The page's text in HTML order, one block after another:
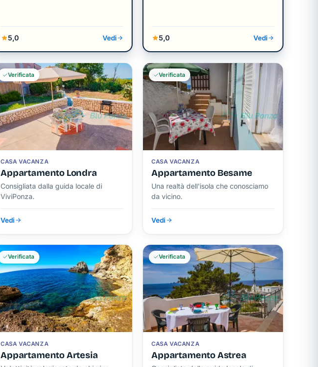
5,0 Vedi 5,0 Vedi
CASA VACANZA
Appartamento Londra
Consigliata dalla guida locale di
ViviPonza.
Vedi
Verificata
CASA VACANZA
Appartamento Besame
Una realtà dell'isola che conosciamo
da vicino.
Vedi
Verificata
CASA VACANZA
Appartamento Artesia
Verificata
CASA VACANZA
Appartamento Astrea
Verificata